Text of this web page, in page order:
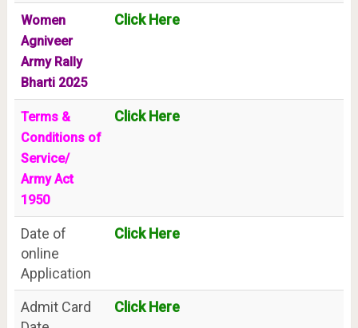
Women
Agniveer
Army Rally
Bharti 2025
Click Here
Terms &
Conditions of
Service/
Army Act
1950
Click Here
Date of
online
Application
Click Here
Admit Card
Click Here